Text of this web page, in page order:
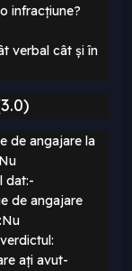
infracțiune?
verbal cât și în
de angajare la
dat:-
de angajare
ați avut-